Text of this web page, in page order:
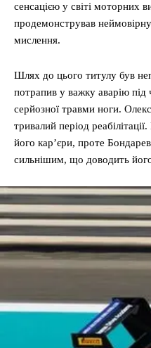
сенсацією у світі моторних
продемонстрував
мислення.
Шлях до цього титулу був
потрапив у важку аварію під
серйозної травми ноги.
тривалий період
його кар’єри, проте
сильнішим, що доводить його